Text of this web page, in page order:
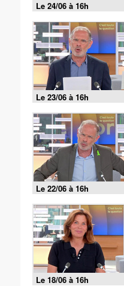
Le 24/06 à 16h
Le 23/06 à 16h
Le 22/06 à 16h
Le 18/06 à 16h